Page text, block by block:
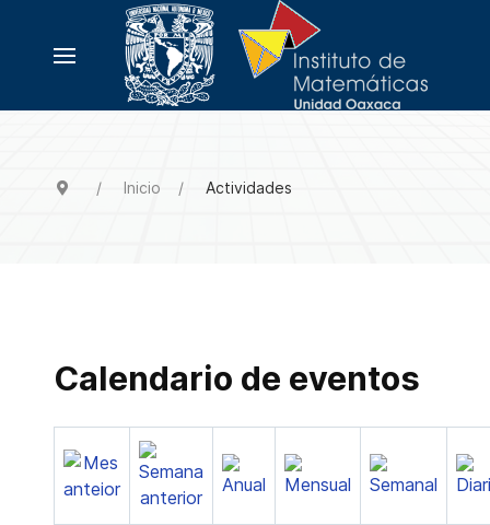
Inicio Actividades
Calendario de eventos